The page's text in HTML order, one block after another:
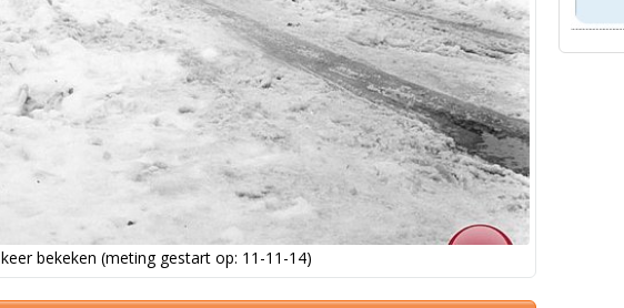
keer bekeken (meting gestart op: 11-11-14)